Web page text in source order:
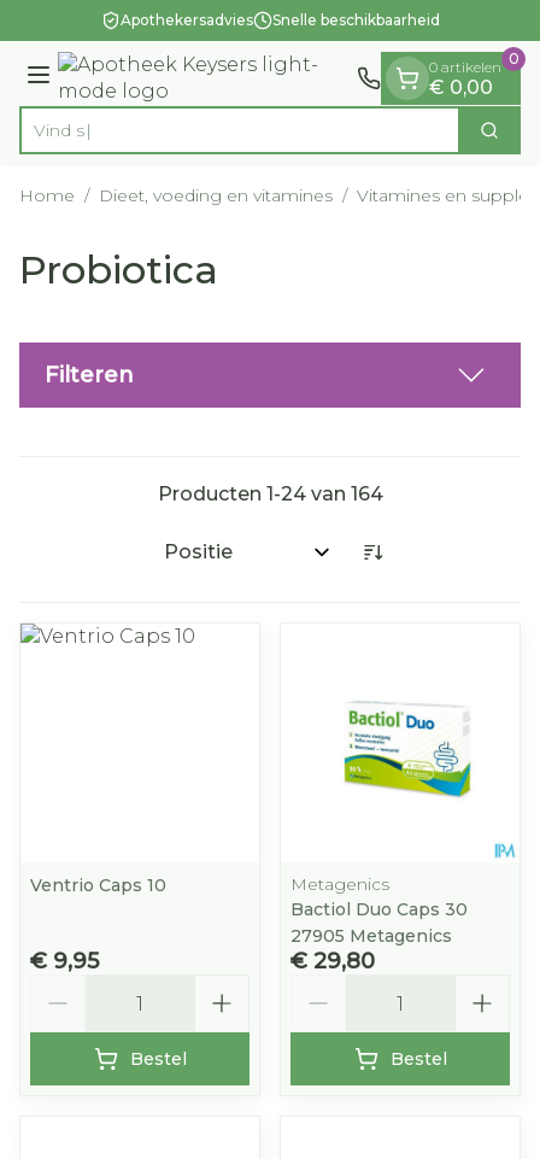
Ga naar de inhoudApothekersadvies Snelle beschikbaarheid
Menu
Product, merk, categorie...
Vind snel wondve Zoek
0 artikelen
€ 0,00
0
Home / Dieet, voeding en vitamines / Vitamines en
Probiotica
Filteren
Producten 1-24van 164
Sorteer op:
Ventrio Caps 10
€ 9,95
Bestel
Metagenics
Bactiol Duo Caps 30
27905 Metagenics
€ 29,80
Bestel